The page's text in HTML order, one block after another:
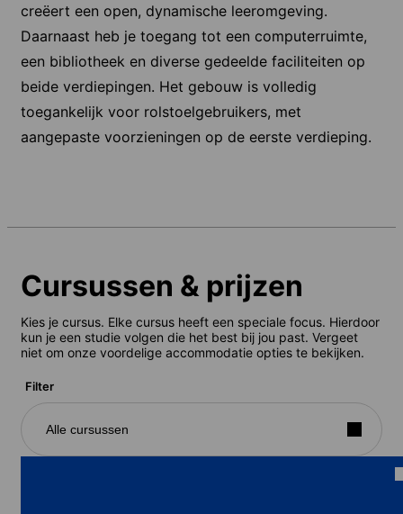
creëert een open, dynamische leeromgeving.
Daarnaast heb je toegang tot een computerruimte,
een bibliotheek en diverse gedeelde faciliteiten op
beide verdiepingen. Het gebouw is volledig
toegankelijk voor rolstoelgebruikers, met
aangepaste voorzieningen op de eerste verdieping.
Cursussen & prijzen
Kies je cursus. Elke cursus heeft een speciale focus. Hierdoor
kun je een studie volgen die het best bij jou past. Vergeet
niet om onze voordelige accommodatie opties te bekijken.
Filter
Alle cursussen